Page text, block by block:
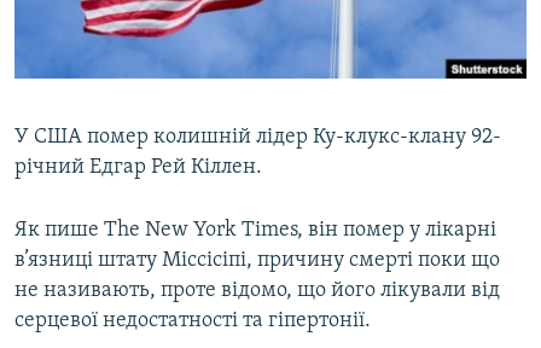
ВІДЕОУРОКИ «ELIFBE»
Русский
Qırımtatar
Усі сайти RFE/RL
У США помер колишній лідер Ку-клукс-клану 92-
річний Едгар Рей Кіллен.
Як пише The New York Times, він помер у лікарні
в’язниці штату Міссісіпі, причину смерті поки що
не називають, проте відомо, що його лікували від
серцевої недостатності та гіпертонії.